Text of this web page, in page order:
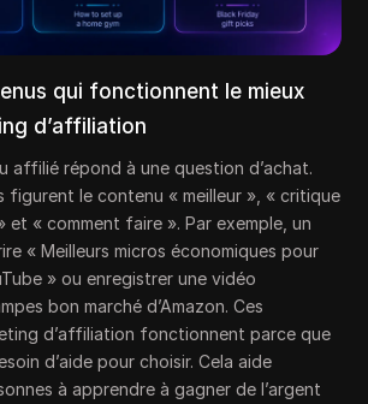
qui fonctionnent le mieux
d’affiliation
affilié répond à une question d’achat.
figurent le contenu « meilleur », « critique
et « comment faire ». Par exemple, un
« Meilleurs micros économiques pour
» ou enregistrer une vidéo
bon marché d’Amazon. Ces
d’affiliation fonctionnent parce que
d’aide pour choisir. Cela aide
à apprendre à gagner de l’argent